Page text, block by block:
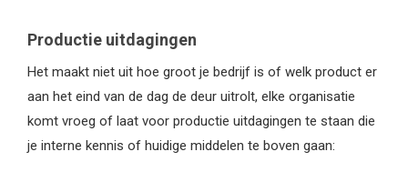
Productie uitdagingen
Het maakt niet uit hoe groot je bedrijf is of welk product er
aan het eind van de dag de deur uitrolt, elke organisatie
komt vroeg of laat voor productie uitdagingen te staan die
je interne kennis of huidige middelen te boven gaan: